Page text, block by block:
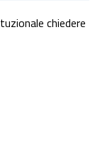
chiedere